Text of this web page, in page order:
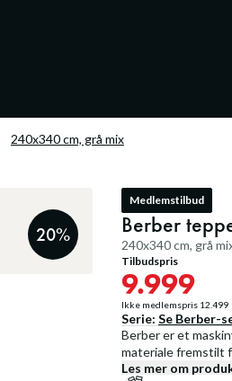
240x340 cm, grå mix
20%
Medlemstilbud
Berber
240x340 cm, grå
Tilbudspris
9.999
Ikke medlemspris 12.499
Serie: Se Berber-
Berber er et
materiale fremstilt
Les mer om